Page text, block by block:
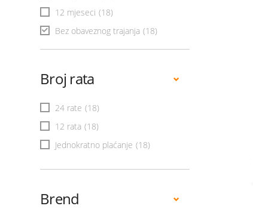
12 mjeseci (18)
Bez obaveznog trajanja (18)
Broj rata
24 rate (18)
12 rata (18)
Jednokratno plaćanje (18)
Brend